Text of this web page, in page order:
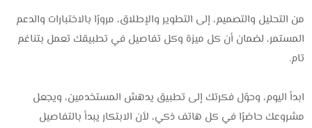
من التحليل والتصميم، إلى التطوير والإطلاق، مرورًا بالاختبارات والدعم
المستمر، لضمان أن كل ميزة وكل تفاصيل في تطبيقك تعمل بتناغم
تام.
ابدأ اليوم، وحوّل فكرتك إلى تطبيق يدهش المستخدمين، ويجعل
مشروعك حاضرًا في كل هاتف ذكي، لأن الابتكار يبدأ بالتفاصيل